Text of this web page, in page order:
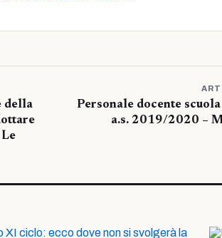
della
Personale docente
a.s. 2019/2020 –